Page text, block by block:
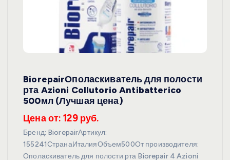
BiorepairОполаскиватель для полости
рта Azioni Collutorio Antibatterico
500мл (Лучшая цена)
Цена от: 129 руб.
Бренд: BiorepairАртикул:
155241СтранаИталияОбъем500От производителя:
Ополаскиватель для полости рта Biorepair 4 Azioni